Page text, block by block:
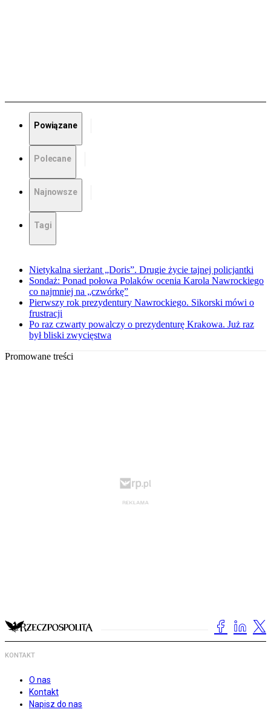
Powiązane
Polecane
Najnowsze
Tagi
Nietykalna sierżant „Doris”. Drugie życie tajnej policjantki
Sondaż: Ponad połowa Polaków ocenia Karola Nawrockiego
co najmniej na „czwórkę”
Pierwszy rok prezydentury Nawrockiego. Sikorski mówi o
frustracji
Po raz czwarty powalczy o prezydenturę Krakowa. Już raz
był bliski zwycięstwa
Promowane treści
KONTAKT
O nas
Kontakt
Napisz do nas